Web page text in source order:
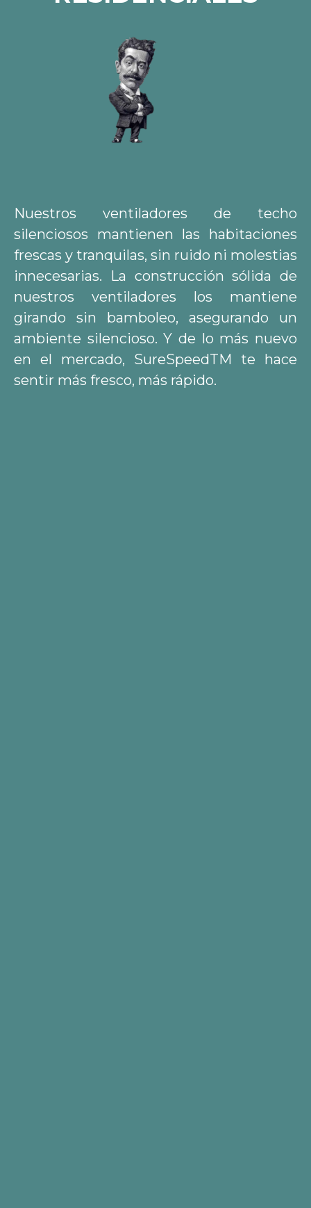
Nuestros ventiladores de techo
silenciosos mantienen las habitaciones
frescas y tranquilas, sin ruido ni molestias
innecesarias. La construcción sólida de
nuestros ventiladores los mantiene
girando sin bamboleo, asegurando un
ambiente silencioso. Y de lo más nuevo
en el mercado, SureSpeedTM te hace
sentir más fresco, más rápido.